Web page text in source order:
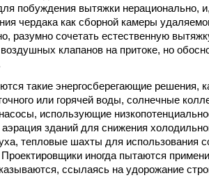
побуждения вытяжки нерационально,
чердака как сборной камеры
разумно сочетать естественную
клапанов на притоке, но
такие энергосберегающие решения,
или горячей воды, солнечные
использующие
зданий для снижения
тепловые шахты для использования
Проектировщики иногда пытаются
ссылаясь на удорожание